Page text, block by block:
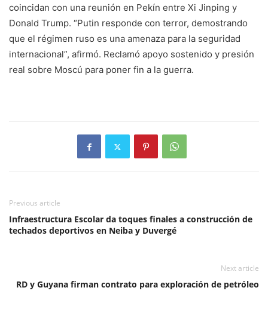
coincidan con una reunión en Pekín entre Xi Jinping y
Donald Trump. “Putin responde con terror, demostrando
que el régimen ruso es una amenaza para la seguridad
internacional”, afirmó. Reclamó apoyo sostenido y presión
real sobre Moscú para poner fin a la guerra.
Previous article
Infraestructura Escolar da toques finales a construcción de
techados deportivos en Neiba y Duvergé
Next article
RD y Guyana firman contrato para exploración de petróleo